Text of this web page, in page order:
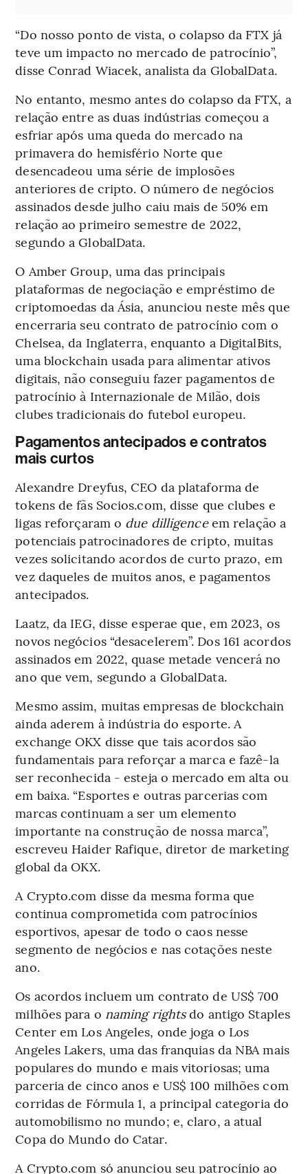
“Do nosso ponto de vista, o colapso da FTX já
teve um impacto no mercado de patrocínio”,
disse Conrad Wiacek, analista da GlobalData.
No entanto, mesmo antes do colapso da FTX, a
relação entre as duas indústrias começou a
esfriar após uma queda do mercado na
primavera do hemisfério Norte que
desencadeou uma série de implosões
anteriores de cripto. O número de negócios
assinados desde julho caiu mais de 50% em
relação ao primeiro semestre de 2022,
segundo a GlobalData.
O Amber Group, uma das principais
plataformas de negociação e empréstimo de
criptomoedas da Ásia, anunciou neste mês que
encerraria seu contrato de patrocínio com o
Chelsea, da Inglaterra, enquanto a DigitalBits,
uma blockchain usada para alimentar ativos
digitais, não conseguiu fazer pagamentos de
patrocínio à Internazionale de Milão, dois
clubes tradicionais do futebol europeu.
Pagamentos antecipados e contratos
mais curtos
Alexandre Dreyfus, CEO da plataforma de
tokens de fãs Socios.com, disse que clubes e
ligas reforçaram o due dilligenceem relação a
potenciais patrocinadores de cripto, muitas
vezes solicitando acordos de curto prazo, em
vez daqueles de muitos anos, e pagamentos
antecipados.
Laatz, da IEG, disse esperae que, em 2023, os
novos negócios “desacelerem”. Dos 161 acordos
assinados em 2022, quase metade vencerá no
ano que vem, segundo a GlobalData.
Mesmo assim, muitas empresas de blockchain
ainda aderem à indústria do esporte. A
exchange OKX disse que tais acordos são
fundamentais para reforçar a marca e fazê-la
ser reconhecida - esteja o mercado em alta ou
em baixa. “Esportes e outras parcerias com
marcas continuam a ser um elemento
importante na construção de nossa marca”,
escreveu Haider Rafique, diretor de marketing
global da OKX.
A Crypto.com disse da mesma forma que
continua comprometida com patrocínios
esportivos, apesar de todo o caos nesse
segmento de negócios e nas cotações neste
ano.
Os acordos incluem um contrato de US$ 700
milhões para o naming rightsdo antigo Staples
Center em Los Angeles, onde joga o Los
Angeles Lakers, uma das franquias da NBA mais
populares do mundo e mais vitoriosas; uma
parceria de cinco anos e US$ 100 milhões com
corridas de Fórmula 1, a principal categoria do
automobilismo no mundo; e, claro, a atual
Copa do Mundo do Catar.
A Crypto.com só anunciou seu patrocínio ao